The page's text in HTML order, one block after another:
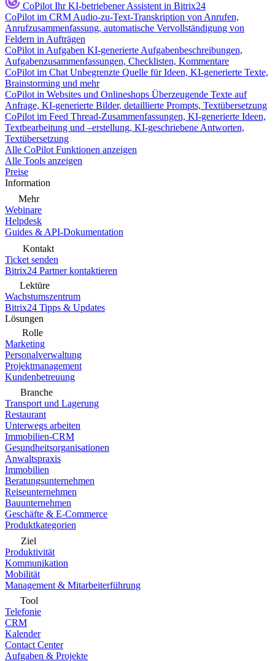
CoPilot Ihr KI-betriebener Assistent in Bitrix24
CoPilot im CRM Audio-zu-Text-Transkription von Anrufen,
Anrufzusammenfassung, automatische Vervollständigung von
Feldern in Aufträgen
CoPilot in Aufgaben KI-generierte Aufgabenbeschreibungen,
Aufgabenzusammenfassungen, Checklisten, Kommentare
CoPilot im Chat Unbegrenzte Quelle für Ideen, KI-generierte Texte,
Brainstorming und mehr
CoPilot in Websites und Onlineshops Überzeugende Texte auf
Anfrage, KI-generierte Bilder, detaillierte Prompts, Textübersetzung
CoPilot im Feed Thread-Zusammenfassungen, KI-generierte Ideen,
Textbearbeitung und –erstellung, KI-geschriebene Antworten,
Textübersetzung
Alle CoPilot Funktionen anzeigen
Alle Tools anzeigen
Preise
Information
Mehr
Webinare
Helpdesk
Guides & API-Dokumentation
Kontakt
Ticket senden
Bitrix24 Partner kontaktieren
Lektüre
Wachstumszentrum
Bitrix24 Tipps & Updates
Lösungen
Rolle
Marketing
Personalverwaltung
Projektmanagement
Kundenbetreuung
Branche
Transport und Lagerung
Restaurant
Unterwegs arbeiten
Immobilien-CRM
Gesundheitsorganisationen
Anwaltspraxis
Immobilien
Beratungsunternehmen
Reiseunternehmen
Bauunternehmen
Geschäfte & E-Commerce
Produktkategorien
Ziel
Produktivität
Kommunikation
Mobilität
Management & Mitarbeiterführung
Tool
Telefonie
CRM
Kalender
Contact Center
Aufgaben & Projekte